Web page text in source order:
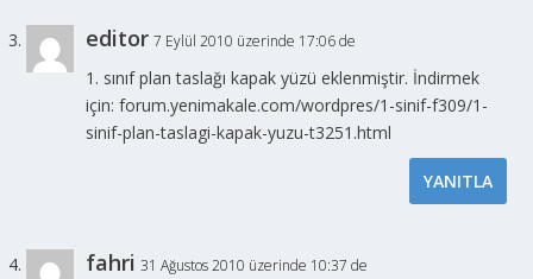
editor 7 Eylül 2010 üzerinde 17:06 de
1. sınıf plan taslağı kapak yüzü eklenmiştir. İndirmek
için: forum.yenimakale.com/wordpres/1-sinif-f309/1-
sinif-plan-taslagi-kapak-yuzu-t3251.html
YANITLA
fahri 31 Ağustos 2010 üzerinde 10:37 de